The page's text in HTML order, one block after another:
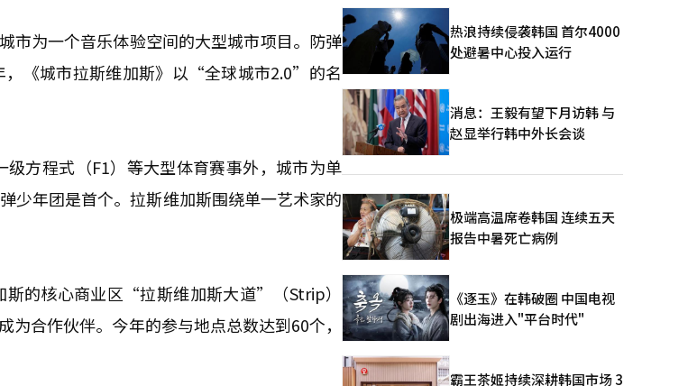
市为一个音乐体验空间的大型城市项目。防弹
，《城市拉斯维加斯》以“全球城市2.0”的名
方程式（F1）等大型体育赛事外，城市为单
年团是首个。拉斯维加斯围绕单一艺术家的
斯的核心商业区“拉斯维加斯大道”（Strip）
合作伙伴。今年的参与地点总数达到60个，
热浪持续侵袭韩国 首尔4000
处避暑中心投入运行
消息：王毅有望下月访韩 与
赵显举行韩中外长会谈
极端高温席卷韩国 连续五天
报告中暑死亡病例
《逐玉》在韩破圈 中国电视
剧出海进入"平台时代"
霸王茶姬持续深耕韩国市场 3